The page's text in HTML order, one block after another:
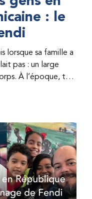
: le
lorsque sa famille a
pas : un large
À l’époque, très
de République
largement
étaient chers
son traitement dure
une dose
de ces soins limités,
manquait